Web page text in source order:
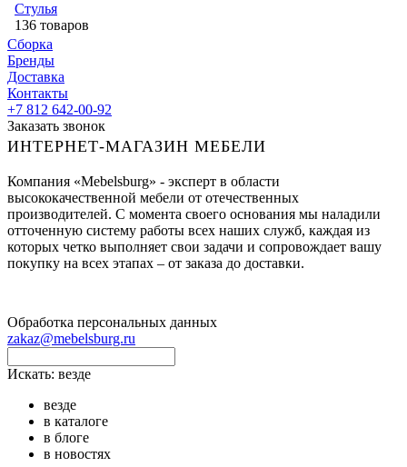
Стулья
136 товаров
Сборка
Бренды
Доставка
Контакты
+7 812 642-00-92
Заказать звонок
ИНТЕРНЕТ-МАГАЗИН МЕБЕЛИ
Компания «Mebelsburg» - эксперт в области
высококачественной мебели от отечественных
производителей. С момента своего основания мы наладили
отточенную систему работы всех наших служб, каждая из
которых четко выполняет свои задачи и сопровождает вашу
покупку на всех этапах – от заказа до доставки.
Обработка персональных данных
zakaz@mebelsburg.ru
Искать: везде
везде
в каталоге
в блоге
в новостях